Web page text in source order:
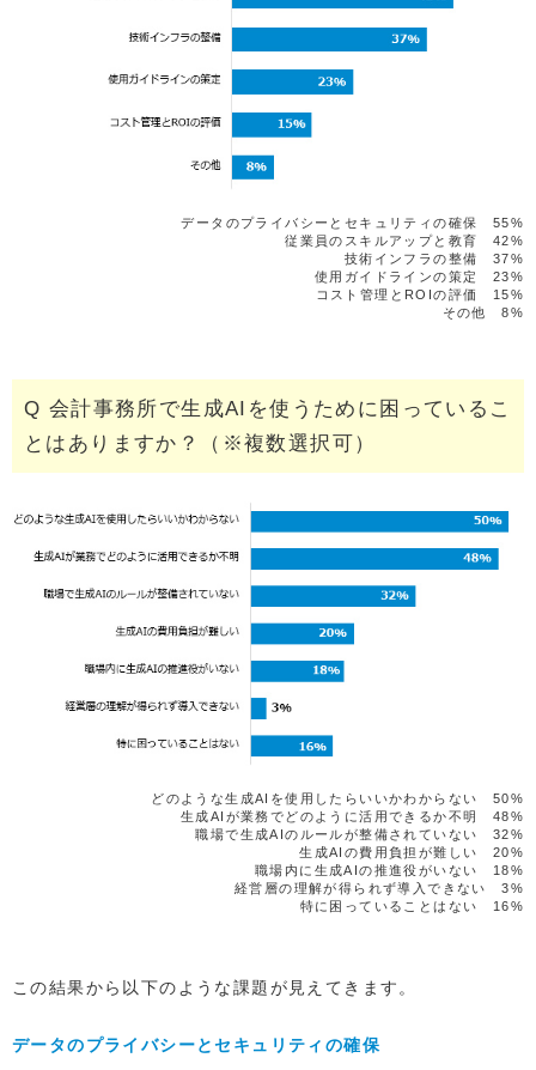
データのプライバシーとセキュリティの確保 55%
従業員のスキルアップと教育 42%
技術インフラの整備 37%
使用ガイドラインの策定 23%
コスト管理とROIの評価 15%
その他 8%
Q 会計事務所で生成AIを使うために困っているこ
とはありますか？（※複数選択可）
どのような生成AIを使用したらいいかわからない 50%
生成AIが業務でどのように活用できるか不明 48%
職場で生成AIのルールが整備されていない 32%
生成AIの費用負担が難しい 20%
職場内に生成AIの推進役がいない 18%
経営層の理解が得られず導入できない 3%
特に困っていることはない 16%
この結果から以下のような課題が見えてきます。
データのプライバシーとセキュリティの確保